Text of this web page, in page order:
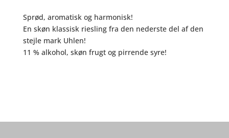
Sprød, aromatisk og harmonisk!
En skøn klassisk riesling fra den nederste del af den
stejle mark Uhlen!
11 % alkohol, skøn frugt og pirrende syre!